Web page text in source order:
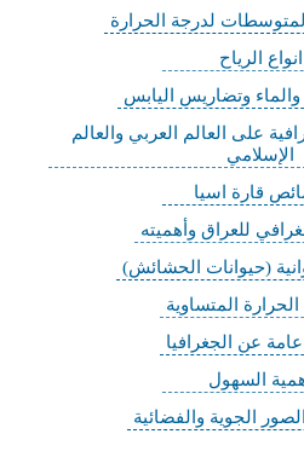
لدرجة الحرارة
انواع الرياح
والماء وتضاريس اليابس
على العالم العربي والعالم
الإسلامي
قارة اسيا
للعراق وأهميته
(حيوانات الحشائش)
المتساوية
عن الجغرافيا
السهول
الجوية والفضائية